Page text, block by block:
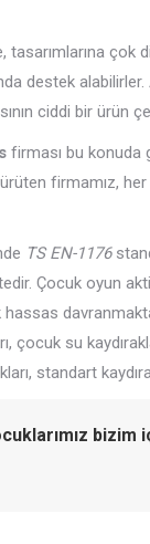
çok
destek alabilirler.
ciddi bir ürün
firması bu konuda
firmamız, her
TS EN-1176
Çocuk oyun
su
standart